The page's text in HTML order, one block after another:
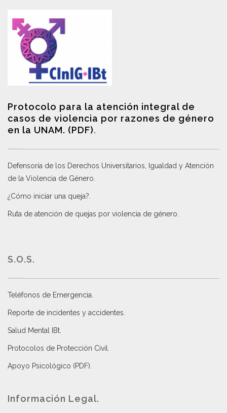
Protocolo para la atención integral de
casos de violencia por razones de género
en la UNAM. (PDF).
Defensoría de los Derechos Universitarios, Igualdad y Atención
de la Violencia de Género
¿Cómo iniciar una queja?
Ruta de atención de quejas por violencia de género
S.O.S.
Teléfonos de Emergencia.
Reporte de incidentes y accidentes
Salud Mental IBt
Protocolos de Protección Civil
Apoyo Psicológico (PDF)
Información Legal.